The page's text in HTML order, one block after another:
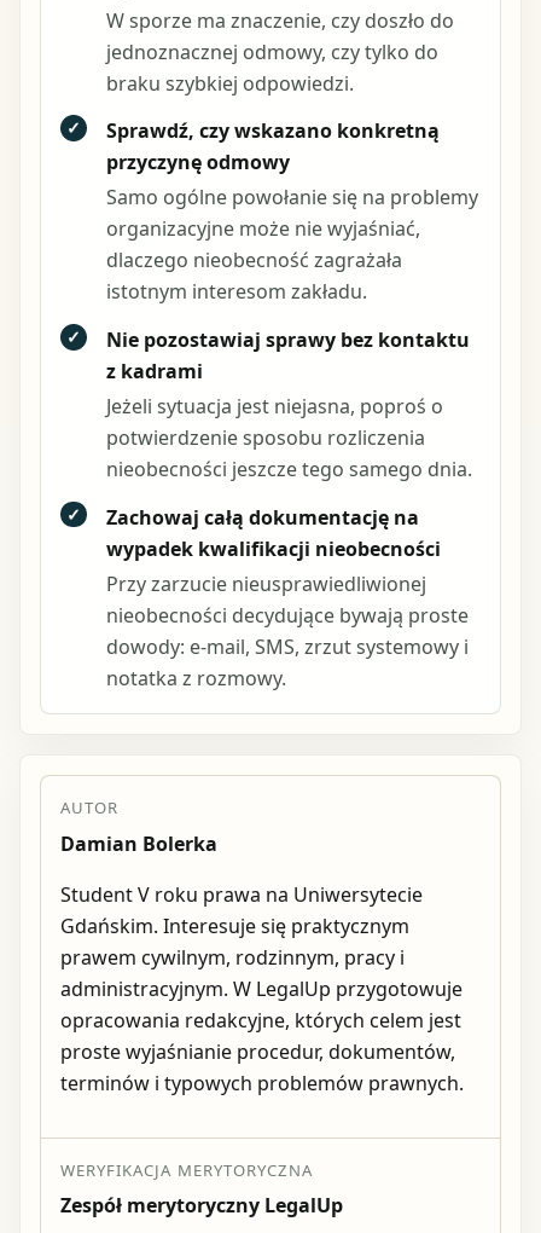
W sporze ma znaczenie, czy doszło do
jednoznacznej odmowy, czy tylko do
braku szybkiej odpowiedzi.
✓
Sprawdź, czy wskazano konkretną
przyczynę odmowy
Samo ogólne powołanie się na problemy
organizacyjne może nie wyjaśniać,
dlaczego nieobecność zagrażała
istotnym interesom zakładu.
✓
Nie pozostawiaj sprawy bez kontaktu
z kadrami
Jeżeli sytuacja jest niejasna, poproś o
potwierdzenie sposobu rozliczenia
nieobecności jeszcze tego samego dnia.
✓
Zachowaj całą dokumentację na
wypadek kwalifikacji nieobecności
Przy zarzucie nieusprawiedliwionej
nieobecności decydujące bywają proste
dowody: e-mail, SMS, zrzut systemowy i
notatka z rozmowy.
AUTOR
Damian Bolerka
Student V roku prawa na Uniwersytecie
Gdańskim. Interesuje się praktycznym
prawem cywilnym, rodzinnym, pracy i
administracyjnym. W LegalUp przygotowuje
opracowania redakcyjne, których celem jest
proste wyjaśnianie procedur, dokumentów,
terminów i typowych problemów prawnych.
WERYFIKACJA MERYTORYCZNA
Zespół merytoryczny LegalUp